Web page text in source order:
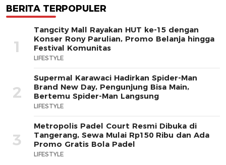
BERITA TERPOPULER
1
Tangcity Mall Rayakan HUT ke-15 dengan
Konser Rony Parulian, Promo Belanja hingga
Festival Komunitas
LIFESTYLE
2
Supermal Karawaci Hadirkan Spider-Man
Brand New Day, Pengunjung Bisa Main,
Bertemu Spider-Man Langsung
LIFESTYLE
3
Metropolis Padel Court Resmi Dibuka di
Tangerang, Sewa Mulai Rp150 Ribu dan Ada
Promo Gratis Bola Padel
LIFESTYLE